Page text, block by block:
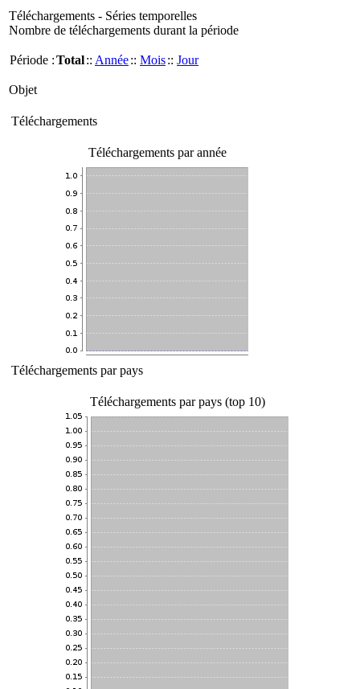
Téléchargements - Séries temporelles
Nombre de téléchargements durant la période
Période :Total:: Année:: Mois:: Jour
Objet
Téléchargements
Téléchargements par année
Téléchargements par pays
Téléchargements par pays (top 10)